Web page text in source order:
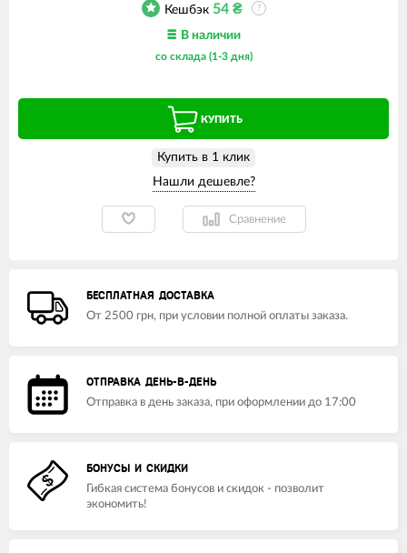
Кешбэк 54₴ ?
В наличии
со склада (1-3 дня)
КУПИТЬ
Купить в 1 клик
Сравнение
БЕСПЛАТНАЯ ДОСТАВКА
От 2500 грн, при условии полной оплаты заказа.
ОТПРАВКА ДЕНЬ-В-ДЕНЬ
Отправка в день заказа, при оформлении до 17:00
БОНУСЫ И СКИДКИ
Гибкая система бонусов и скидок - позволит
экономить!